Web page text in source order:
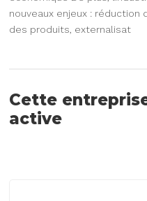
nouveaux enjeux :
des produits, externalisat
Cette
active